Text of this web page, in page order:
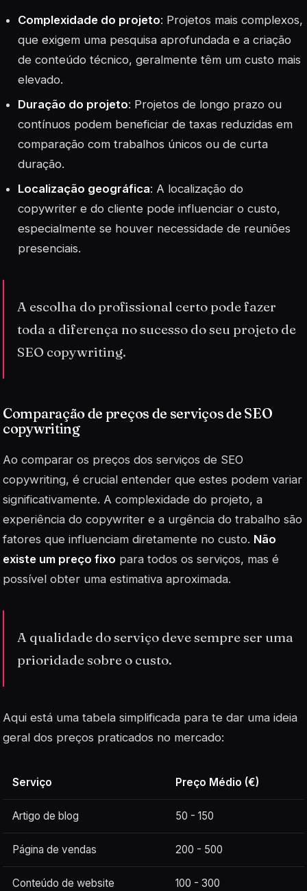
Complexidade do projeto: Projetos mais complexos,
que exigem uma pesquisa aprofundada e a criação
de conteúdo técnico, geralmente têm um custo mais
elevado.
Duração do projeto: Projetos de longo prazo ou
contínuos podem beneficiar de taxas reduzidas em
comparação com trabalhos únicos ou de curta
duração.
Localização geográfica: A localização do
copywriter e do cliente pode influenciar o custo,
especialmente se houver necessidade de reuniões
presenciais.
A escolha do profissional certo pode fazer
toda a diferença no sucesso do seu projeto de
SEO copywriting.
Comparação de preços de serviços de SEO
copywriting
Ao comparar os preços dos serviços de SEO
copywriting, é crucial entender que estes podem variar
significativamente. A complexidade do projeto, a
experiência do copywriter e a urgência do trabalho são
fatores que influenciam diretamente no custo. Não
existe um preço fixo para todos os serviços, mas é
possível obter uma estimativa aproximada.
A qualidade do serviço deve sempre ser uma
prioridade sobre o custo.
Aqui está uma tabela simplificada para te dar uma ideia
geral dos preços praticados no mercado:
Serviço Preço Médio (€)
Artigo de blog 50 - 150
Página de vendas 200 - 500
Conteúdo de website 100 - 300